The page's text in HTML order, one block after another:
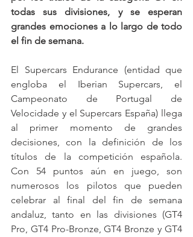
todas sus divisiones, y se esperan
grandes emociones a lo largo de todo
el fin de semana.
El Supercars Endurance (entidad que
engloba el Iberian Supercars, el
Campeonato de Portugal de
Velocidade y el Supercars España) llega
al primer momento de grandes
decisiones, con la definición de los
títulos de la competición española.
Con 54 puntos aún en juego, son
numerosos los pilotos que pueden
celebrar al final del fin de semana
andaluz, tanto en las divisiones (GT4
Pro, GT4 Pro-Bronze, GT4 Bronze y GT4